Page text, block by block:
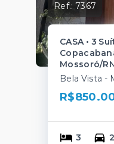
Ref.:7367
CASA • 3
Mossoró/
Bela Vista -
3
2